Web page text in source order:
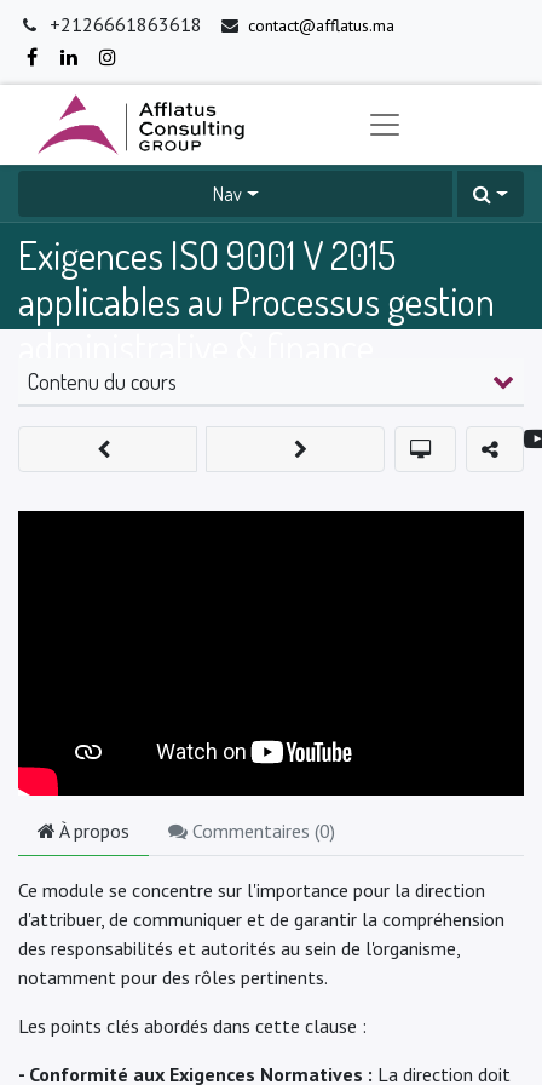
+2126661863618 contact@afflatus.ma
Nav
Exigences ISO 9001 V 2015
applicables au Processus gestion
Contenu du cours
À propos Commentaires (0)
Ce module se concentre sur l'importance pour la direction
d'attribuer, de communiquer et de garantir la compréhension
des responsabilités et autorités au sein de l'organisme,
notamment pour des rôles pertinents.
Les points clés abordés dans cette clause :
- Conformité aux Exigences Normatives : La direction doit